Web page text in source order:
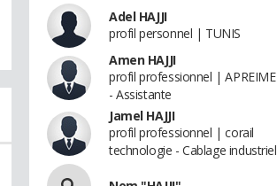
Adel HAJJI
profil personnel | TUNIS
Amen HAJJI
profil professionnel | APREIME
- Assistante
Jamel HAJJI
profil professionnel | corail
technologie - Cablage industriel